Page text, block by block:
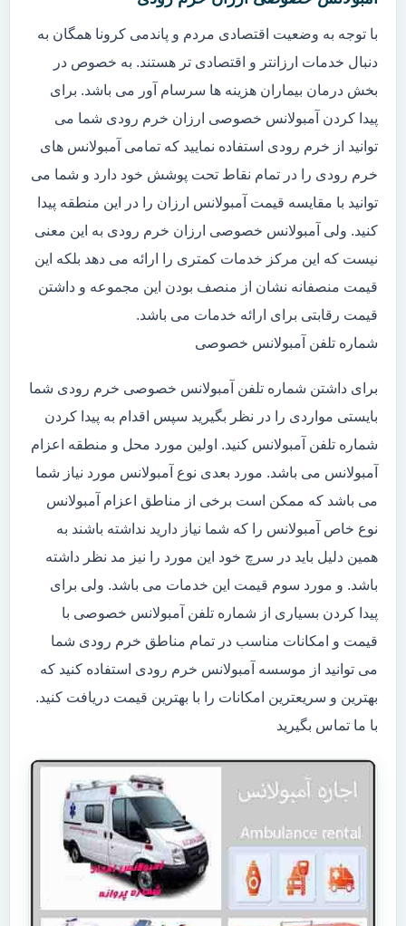
با توجه به وضعیت اقتصادی مردم و پاندمی کرونا همگان به
دنبال خدمات ارزانتر و اقتصادی تر هستند. به خصوص در
بخش درمان بیماران هزینه ها سرسام آور می باشد. برای
پیدا کردن آمبولانس خصوصی ارزان خرم رودی شما می
توانید از خرم رودی استفاده نمایید که تمامی آمبولانس های
خرم رودی را در تمام نقاط تحت پوشش خود دارد و شما می
توانید با مقایسه قیمت آمبولانس ارزان را در این منطقه پیدا
کنید. ولی آمبولانس خصوصی ارزان خرم رودی به این معنی
نیست که این مرکز خدمات کمتری را ارائه می دهد بلکه این
قیمت منصفانه نشان از منصف بودن این مجموعه و داشتن
قیمت رقابتی برای ارائه خدمات می باشد.
شماره تلفن آمبولانس خصوصی
برای داشتن شماره تلفن آمبولانس خصوصی خرم رودی شما
بایستی مواردی را در نظر بگیرید سپس اقدام به پیدا کردن
شماره تلفن آمبولانس کنید. اولین مورد محل و منطقه اعزام
آمبولانس می باشد. مورد بعدی نوع آمبولانس مورد نیاز شما
می باشد که ممکن است برخی از مناطق اعزام آمبولانس
نوع خاص آمبولانس را که شما نیاز دارید نداشته باشند به
همین دلیل باید در سرچ خود این مورد را نیز مد نظر داشته
باشد. و مورد سوم قیمت این خدمات می باشد. ولی برای
پیدا کردن بسیاری از شماره تلفن آمبولانس خصوصی با
قیمت و امکانات مناسب در تمام مناطق خرم رودی شما
می توانید از موسسه آمبولانس خرم رودی استفاده کنید که
بهترین و سریعترین امکانات را با بهترین قیمت دریافت کنید.
با ما تماس بگیرید